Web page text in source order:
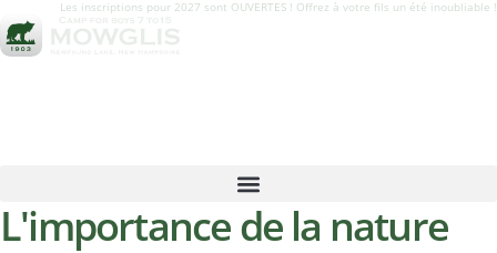
Les inscriptions pour 2027 sont OUVERTES ! Offrez à votre fils un été inoubliable !
L'importance de la nature